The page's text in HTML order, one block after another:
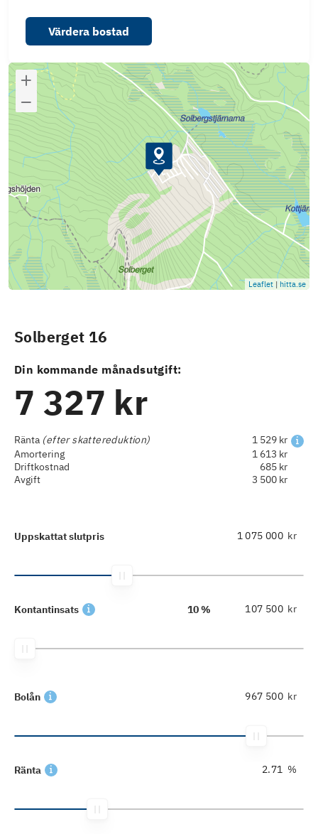
Värdera bostad
Leaflet | hitta.se
Solberget 16
Din kommande månadsutgift:
7 327 kr
Ränta (efter skattereduktion)
1 529 kr
Amortering
1 613 kr
Driftkostnad
685 kr
Avgift
3 500 kr
Uppskattat slutpris kr
Kontantinsats 10 % kr
Bolån kr
Ränta %